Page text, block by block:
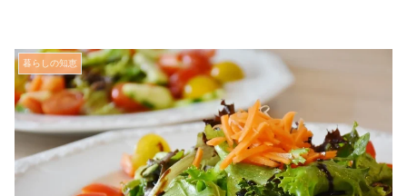
暮らしの知恵